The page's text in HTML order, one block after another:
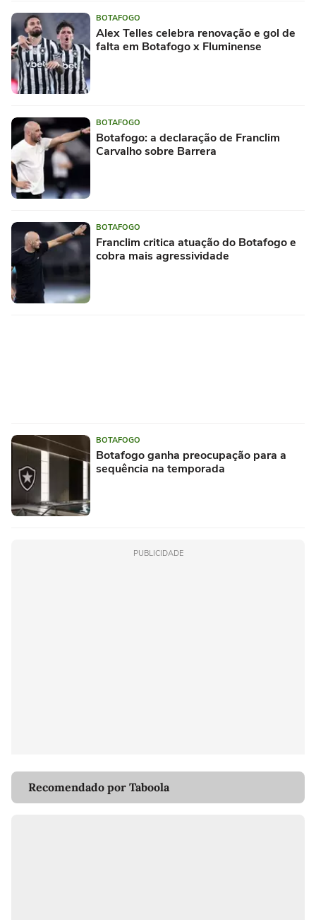
BOTAFOGO
Alex Telles celebra renovação e gol de
falta em Botafogo x Fluminense
BOTAFOGO
Botafogo: a declaração de Franclim
Carvalho sobre Barrera
BOTAFOGO
Franclim critica atuação do Botafogo e
cobra mais agressividade
BOTAFOGO
Botafogo ganha preocupação para a
sequência na temporada
PUBLICIDADE
Recomendado por Taboola